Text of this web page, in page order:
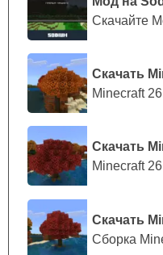
Скачать
Minecraft
Скачать
Minecraft
Скачать
Сборка